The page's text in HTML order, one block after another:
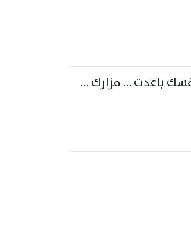
حننت إلى ريّا ونفسك باعدت … مزارك من ريّا وشعباكما معا